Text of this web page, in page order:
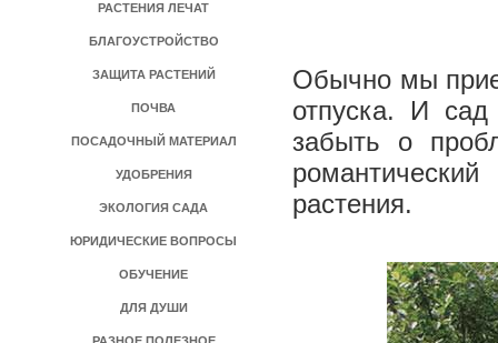
РАСТЕНИЯ ЛЕЧАТ
БЛАГОУСТРОЙСТВО
ЗАЩИТА РАСТЕНИЙ
ПОЧВА
ПОСАДОЧНЫЙ МАТЕРИАЛ
УДОБРЕНИЯ
ЭКОЛОГИЯ САДА
ЮРИДИЧЕСКИЕ ВОПРОСЫ
ОБУЧЕНИЕ
ДЛЯ ДУШИ
Обычно мы
отпуска. И
забыть о
растения.